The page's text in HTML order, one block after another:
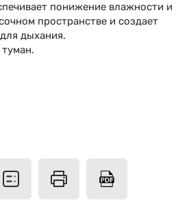
понижение влажности и
пространстве и создает
дыхания.